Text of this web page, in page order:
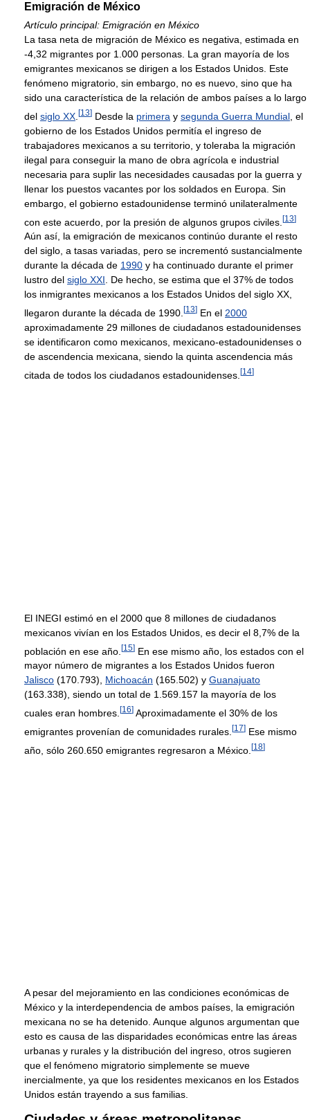
Emigración de México
Artículo principal: Emigración en México
La tasa neta de migración de México es negativa, estimada en
-4,32 migrantes por 1.000 personas. La gran mayoría de los
emigrantes mexicanos se dirigen a los Estados Unidos. Este
fenómeno migratorio, sin embargo, no es nuevo, sino que ha
sido una característica de la relación de ambos países a lo largo
del siglo XX [13] Desde la primera y segunda Guerra Mundial , el
gobierno de los Estados Unidos permitía el ingreso de
trabajadores mexicanos a su territorio, y toleraba la migración
ilegal para conseguir la mano de obra agrícola e industrial
necesaria para suplir las necesidades causadas por la guerra y
llenar los puestos vacantes por los soldados en Europa. Sin
embargo, el gobierno estadounidense terminó unilateralmente
con este acuerdo, por la presión de algunos grupos civiles. [13]
Aún así, la emigración de mexicanos continúo durante el resto
del siglo, a tasas variadas, pero se incrementó sustancialmente
durante la década de 1990 y ha continuado durante el primer
lustro del siglo XXI. De hecho, se estima que el 37% de todos
los inmigrantes mexicanos a los Estados Unidos del siglo XX,
llegaron durante la década de 1990. [13] En el 2000
aproximadamente 29 millones de ciudadanos estadounidenses
se identificaron como mexicanos, mexicano-estadounidenses o
de ascendencia mexicana, siendo la quinta ascendencia más
citada de todos los ciudadanos estadounidenses. [14]
El INEGI estimó en el 2000 que 8 millones de ciudadanos
mexicanos vivían en los Estados Unidos, es decir el 8,7% de la
población en ese año. [15] En ese mismo año, los estados con el
mayor número de migrantes a los Estados Unidos fueron
Jalisco (170.793), Michoacán (165.502) y Guanajuato
(163.338), siendo un total de 1.569.157 la mayoría de los
cuales eran hombres. [16] Aproximadamente el 30% de los
emigrantes provenían de comunidades rurales. [17] Ese mismo
año, sólo 260.650 emigrantes regresaron a México. [18]
A pesar del mejoramiento en las condiciones económicas de
México y la interdependencia de ambos países, la emigración
mexicana no se ha detenido. Aunque algunos argumentan que
esto es causa de las disparidades económicas entre las áreas
urbanas y rurales y la distribución del ingreso, otros sugieren
que el fenómeno migratorio simplemente se mueve
inercialmente, ya que los residentes mexicanos en los Estados
Unidos están trayendo a sus familias.